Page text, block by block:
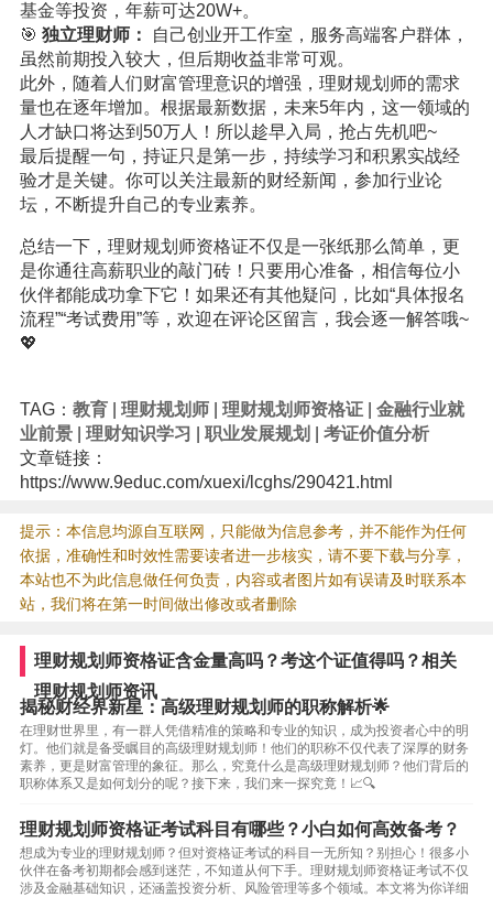
基金等投资，年薪可达20W+。
🎯 独立理财师：
自己创业开工作室，服务高端客户群体，
虽然前期投入较大，但后期收益非常可观。
此外，随着人们财富管理意识的增强，理财规划师的需求
量也在逐年增加。根据最新数据，未来5年内，这一领域的
人才缺口将达到50万人！所以趁早入局，抢占先机吧~
最后提醒一句，持证只是第一步，持续学习和积累实战经
验才是关键。你可以关注最新的财经新闻，参加行业论
坛，不断提升自己的专业素养。
总结一下，理财规划师资格证不仅是一张纸那么简单，更
是你通往高薪职业的敲门砖！只要用心准备，相信每位小
伙伴都能成功拿下它！如果还有其他疑问，比如“具体报名
流程”“考试费用”等，欢迎在评论区留言，我会逐一解答哦~
💖
TAG： 教育| 理财规划师| 理财规划师资格证| 金融行业就
业前景| 理财知识学习 职业发展规划
考证价值分析
文章链接：
https://www.9educ.com/xuexi/lcghs/290421.html
提示：本信息均源自互联网，只能做为信息参考，并不能作为任何
依据，准确性和时效性需要读者进一步核实，请不要下载与分享，
本站也不为此信息做任何负责，内容或者图片如有误请及时联系本
站，我们将在第一时间做出修改或者删除
理财规划师资格证含金量高吗？考这个证值得吗？相关
理财规划师资讯
揭秘财经界新星：高级理财规划师的职称解析🌟
在理财世界里，有一群人凭借精准的策略和专业的知识，成为投资者心中的明
灯。他们就是备受瞩目的高级理财规划师！他们的职称不仅代表了深厚的财务
素养，更是财富管理的象征。那么，究竟什么是高级理财规划师？他们背后的
职称体系又是如何划分的呢？接下来，我们来一探究竟！📈🔍
理财规划师资格证考试科目有哪些？小白如何高效备考？
想成为专业的理财规划师？但对资格证考试的科目一无所知？别担心！很多小
伙伴在备考初期都会感到迷茫，不知道从何下手。理财规划师资格证考试不仅
涉及金融基础知识，还涵盖投资分析、风险管理等多个领域。本文将为你详细